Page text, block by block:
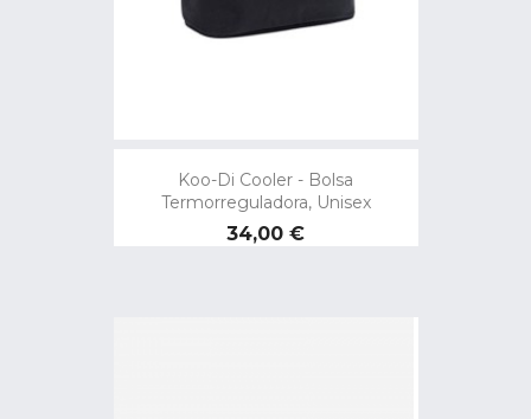
Koo-Di Cooler - Bolsa
Termorreguladora, Unisex
Precio
34,00 €